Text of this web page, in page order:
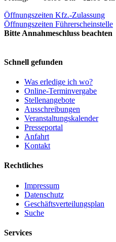
Öffnungszeiten Kfz.-Zulassung
Öffnungszeiten Führerscheinstelle
Bitte Annahmeschluss beachten
Schnell gefunden
Was erledige ich wo?
Online-Terminvergabe
Stellenangebote
Ausschreibungen
Veranstaltungskalender
Presseportal
Anfahrt
Kontakt
Rechtliches
Impressum
Datenschutz
Geschäftsverteilungsplan
Suche
Services